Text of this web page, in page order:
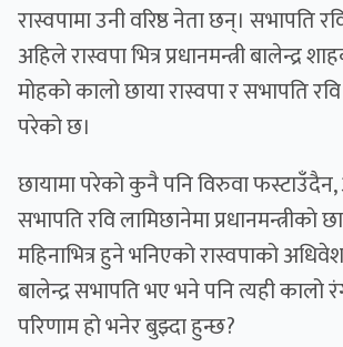
रास्वपामा उनी वरिष्ठ नेता छन्। सभापति
अहिले रास्वपा भित्र प्रधानमन्त्री बालेन्द्र
मोहको कालो छाया रास्वपा र सभापति
परेको छ।
छायामा परेको कुनै पनि विरुवा फस्टाउँदैन,
सभापति रवि लामिछानेमा प्रधानमन्त्रीकाे
महिनाभित्र हुने भनिएको रास्वपाको
बालेन्द्र सभापति भए भने पनि त्यही कालो
परिणाम हो भनेर बुझ्दा हुन्छ?